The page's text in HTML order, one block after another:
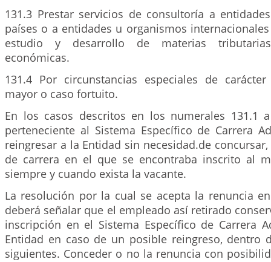
131.3 Prestar servicios de consultoría a
países o a entidades u organismos
estudio y desarrollo de materias
económicas.
131.4 Por circunstancias especiales de
mayor o caso fortuito.
En los casos descritos en los numerales 131.1
perteneciente al Sistema Específico de Carrera
reingresar a la Entidad sin necesidad.de
de carrera en el que se encontraba inscrito al
siempre y cuando exista la vacante.
La resolución por la cual se acepta la renuncia
deberá señalar que el empleado así retirado
inscripción en el Sistema Específico de Carrera
Entidad en caso de un posible reingreso, dentro
siguientes. Conceder o no la renuncia con